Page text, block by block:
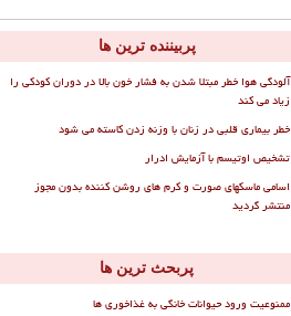
پربیننده ترین ها
آلودگی هوا خطر مبتلا شدن به فشار خون بالا در دوران کودکی را
زیاد می کند
خطر بیماری قلبی در زنان با وزنه زدن کاسته می شود
تشخیص اوتیسم با آزمایش ادرار
اسامی ماسکهای صورت و کرم های روشن کننده بدون مجوز
منتشر گردید
پربحث ترین ها
ممنوعیت ورود حیوانات خانگی به غذاخوری ها